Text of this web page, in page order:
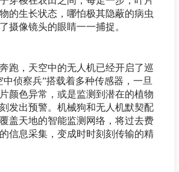
的生长状态，哪怕极其隐蔽的病虫
摄像镜头的眼睛一一捕捉。
跑，天空中的无人机已经开启了巡
中侦察兵”搭载着多种传感器，一旦
颜色异常，或是监测到潜在的植物
发出预警。机械狗和无人机默契配
盖天地的智能监测网络，将过去费
信息采集，变成时时刻刻传输的精